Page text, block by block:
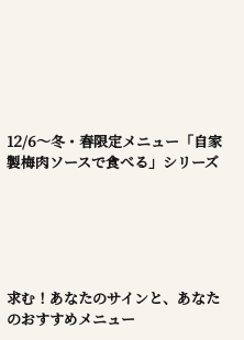
12/6～冬・春限定メニュー「自家
製梅肉ソースで食べる」シリーズ
求む！あなたのサインと、あなた
のおすすめメニュー